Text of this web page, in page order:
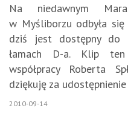
Na niedawnym
w Myśliborzu odbyła
dziś jest dostępny do
łamach D-a. Klip
współpracy Roberta
dziękuję za
2010-09-14